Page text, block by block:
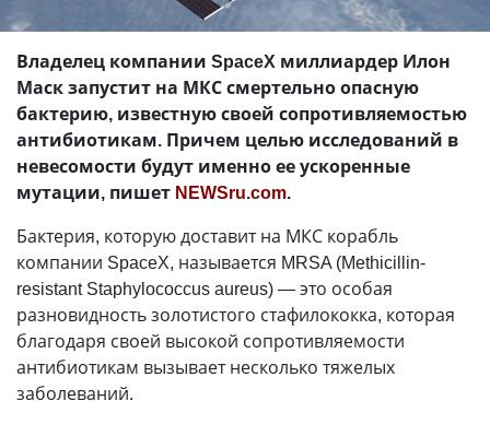
Владелец компании SpaceX миллиардер Илон
Маск запустит на МКС смертельно опасную
бактерию, известную своей сопротивляемостью
антибиотикам. Причем целью исследований в
невесомости будут именно ее ускоренные
мутации, пишет NEWSru.com.
Бактерия, которую доставит на МКС корабль
компании SpaceX, называется MRSA (Methicillin-
resistant Staphylococcus aureus) — это особая
разновидность золотистого стафилококка, которая
благодаря своей высокой сопротивляемости
антибиотикам вызывает несколько тяжелых
заболеваний.